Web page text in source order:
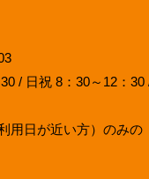
/ 日祝 8：30～12：30
用日が近い方）のみの